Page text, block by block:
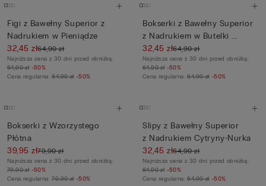
Figi z Bawełny Superior z
Nadrukiem w Pieniądze
32,45 zł64,90 zł
Najniższa cena z 30 dni przed obniżką:
64,90 zł -50%
Cena regularna:64,90 zł -50%
Bokserki z Bawełny Superior
z Nadrukiem w Butelki ...
32,45 zł64,90 zł
Najniższa cena z 30 dni przed obniżką:
64,90 zł -50%
Cena regularna:64,90 zł -50%
Bokserki z Wzorzystego
Płótna
39,95 zł79,90 zł
Najniższa cena z 30 dni przed obniżką:
79,90 zł -50%
Cena regularna:79,90 zł -50%
Slipy z Bawełny Superior
z Nadrukiem Cytryny-Nurka
32,45 zł64,90 zł
Najniższa cena z 30 dni przed obniżką:
64,90 zł -50%
Cena regularna:64,90 zł -50%